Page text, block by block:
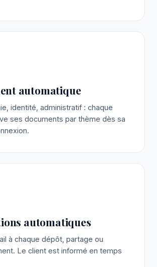
automatique
identité, administratif : chaque
ses documents par thème dès sa
automatiques
à chaque dépôt, partage ou
Le client est informé en temps